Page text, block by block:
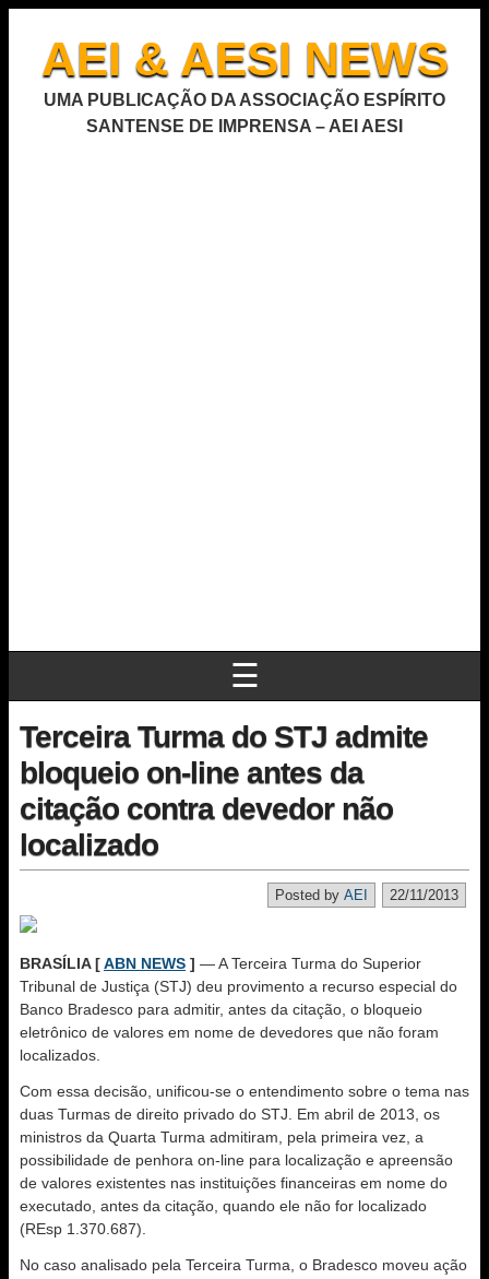
AEI & AESI NEWS
UMA PUBLICAÇÃO DA ASSOCIAÇÃO ESPÍRITO
SANTENSE DE IMPRENSA – AEI AESI
☰
Terceira Turma do STJ admite
bloqueio on-line antes da
citação contra devedor não
localizado
22/11/2013
Posted by AEI
BRASÍLIA [ABN NEWS ] — A Terceira Turma do Superior
Tribunal de Justiça (STJ) deu provimento a recurso especial do
Banco Bradesco para admitir, antes da citação, o bloqueio
eletrônico de valores em nome de devedores que não foram
localizados.
Com essa decisão, unificou-se o entendimento sobre o tema nas
duas Turmas de direito privado do STJ. Em abril de 2013, os
ministros da Quarta Turma admitiram, pela primeira vez, a
possibilidade de penhora on-line para localização e apreensão
de valores existentes nas instituições financeiras em nome do
executado, antes da citação, quando ele não for localizado
(REsp 1.370.687).
No caso analisado pela Terceira Turma, o Bradesco moveu ação